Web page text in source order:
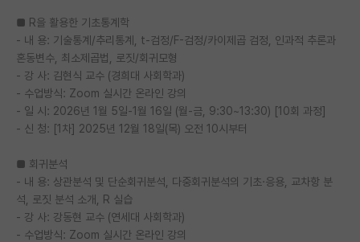
■ R을 활용한 기초통계학
- 내 용: 기술통계/추리통계, t-검정/F-검정/카이제곱 검정, 인과적 추론과
혼동변수, 최소제곱법, 로짓/회귀모형
- 강 사: 김현식 교수 (경희대 사회학과)
- 수업방식: Zoom 실시간 온라인 강의
- 일 시: 2026년 1월 5일-1월 16일 (월-금, 9:30~13:30) [10회 과정]
- 신 청: [1차] 2025년 12월 18일(목) 오전 10시부터
■ 회귀분석
- 내 용: 상관분석 및 단순회귀분석, 다중회귀분석의 기초·응용, 교차항 분
석, 로짓 분석 소개, R 실습
- 강 사: 강동현 교수 (연세대 사회학과)
- 수업방식: Zoom 실시간 온라인 강의